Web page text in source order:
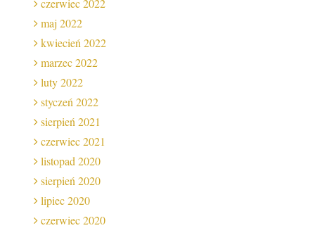
maj 2022
kwiecień 2022
marzec 2022
luty 2022
styczeń 2022
sierpień 2021
czerwiec 2021
listopad 2020
sierpień 2020
lipiec 2020
czerwiec 2020